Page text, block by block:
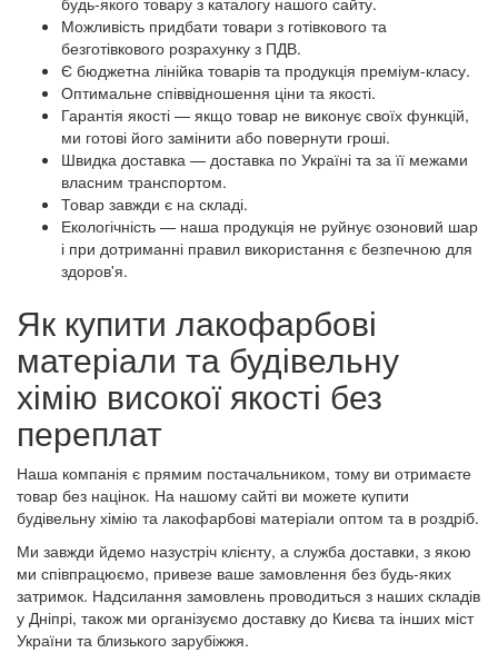
Можливість придбати товари з готівкового та
безготівкового розрахунку з ПДВ.
Є бюджетна лінійка товарів та продукція преміум-класу.
Оптимальне співвідношення ціни та якості.
Гарантія якості — якщо товар не виконує своїх функцій,
ми готові його замінити або повернути гроші.
Швидка доставка — доставка по Україні та за її межами
власним транспортом.
Товар завжди є на складі.
Екологічність — наша продукція не руйнує озоновий шар
і при дотриманні правил використання є безпечною для
здоров'я.
Як купити лакофарбові
матеріали та будівельну
хімію високої якості без
переплат
Наша компанія є прямим постачальником, тому ви отримаєте
товар без націнок. На нашому сайті ви можете купити
будівельну хімію та лакофарбові матеріали оптом та в роздріб.
Ми завжди йдемо назустріч клієнту, а служба доставки, з якою
ми співпрацюємо, привезе ваше замовлення без будь-яких
затримок. Надсилання замовлень проводиться з наших складів
у Дніпрі, також ми організуємо доставку до Києва та інших міст
України та близького зарубіжжя.